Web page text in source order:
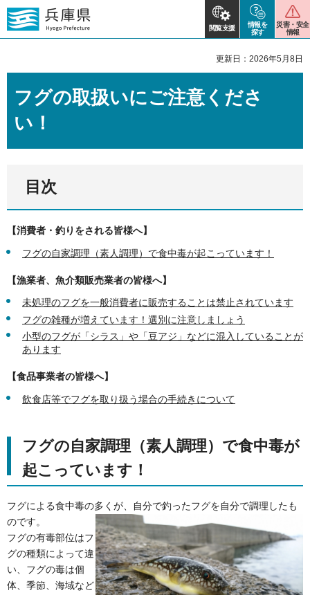
閲覧支援
情報を
探す
災害・安全
情報
更新日：2026年5月8日
フグの取扱いにご注意くださ
い！
目次
【消費者・釣りをされる皆様へ】
フグの自家調理（素人調理）で食中毒が起こっています！
【漁業者、魚介類販売業者の皆様へ】
未処理のフグを一般消費者に販売することは禁止されています
フグの雑種が増えています！選別に注意しましょう
小型のフグが「シラス」や「豆アジ」などに混入していることが
あります
【食品事業者の皆様へ】
飲食店等でフグを取り扱う場合の手続きについて
フグの自家調理（素人調理）で食中毒が
起こっています！
フグによる食中毒の多くが、自分で釣ったフグを自分で調理したも
のです。
フグの有毒部位はフ
グの種類によって違
い、フグの毒は個
体、季節、海域など